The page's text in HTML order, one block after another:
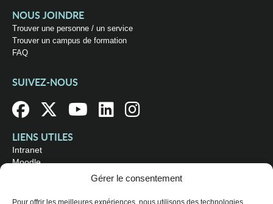
Gérer le consentement
Pour offrir les meilleures expériences, nous utilisons des technologies
NOUS JOINDRE
Trouver une personne / un service
Trouver un campus de formation
FAQ
SUIVEZ-NOUS
LIENS UTILES
Intranet
Moodle